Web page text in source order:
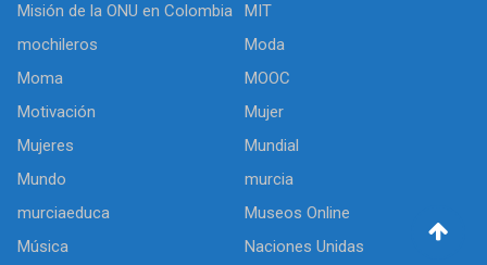
Misión de la ONU en Colombia
MIT
mochileros
Moda
Moma
MOOC
Motivación
Mujer
Mujeres
Mundial
Mundo
murcia
murciaeduca
Museos Online
Música
Naciones Unidas